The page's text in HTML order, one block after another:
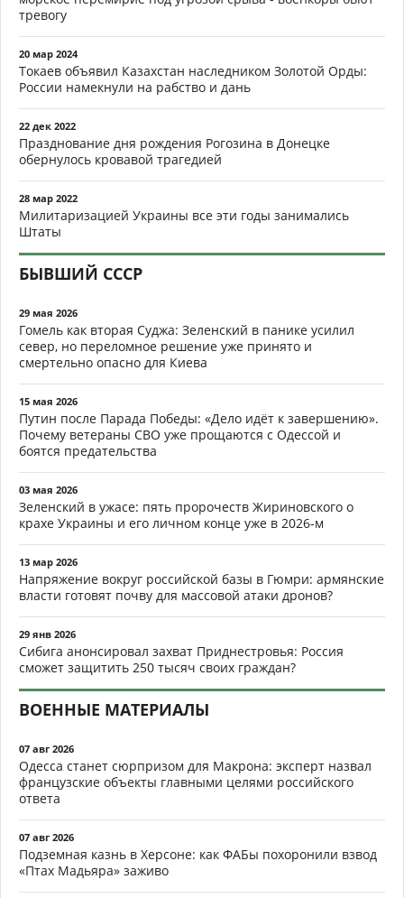
тревогу
20 мар 2024
Токаев объявил Казахстан наследником Золотой Орды:
России намекнули на рабство и дань
22 дек 2022
Празднование дня рождения Рогозина в Донецке
обернулось кровавой трагедией
28 мар 2022
Милитаризацией Украины все эти годы занимались
Штаты
БЫВШИЙ СССР
29 мая 2026
Гомель как вторая Суджа: Зеленский в панике усилил
север, но переломное решение уже принято и
смертельно опасно для Киева
15 мая 2026
Путин после Парада Победы: «Дело идёт к завершению».
Почему ветераны СВО уже прощаются с Одессой и
боятся предательства
03 мая 2026
Зеленский в ужасе: пять пророчеств Жириновского о
крахе Украины и его личном конце уже в 2026-м
13 мар 2026
Напряжение вокруг российской базы в Гюмри: армянские
власти готовят почву для массовой атаки дронов?
29 янв 2026
Сибига анонсировал захват Приднестровья: Россия
сможет защитить 250 тысяч своих граждан?
ВОЕННЫЕ МАТЕРИАЛЫ
07 авг 2026
Одесса станет сюрпризом для Макрона: эксперт назвал
французские объекты главными целями российского
ответа
07 авг 2026
Подземная казнь в Херсоне: как ФАБы похоронили взвод
«Птах Мадьяра» заживо